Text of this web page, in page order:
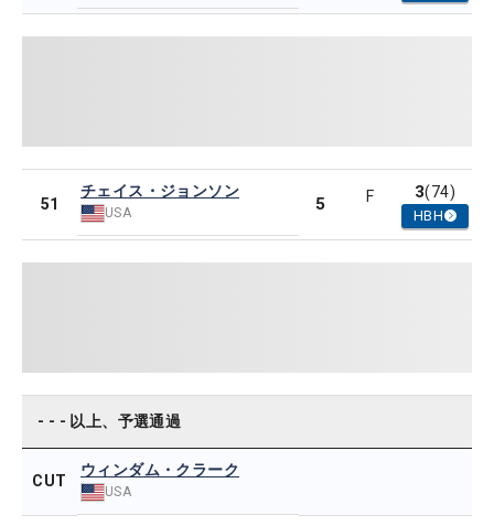
51
チェイス・ジョンソン
USA 5 F 3(74)
HBH
- - - 以上、予選通過
CUT
ウィンダム・クラーク
USA